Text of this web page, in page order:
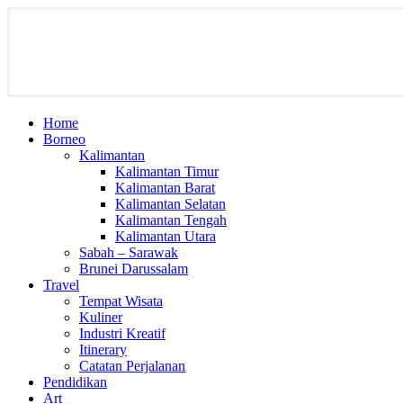
Home
Borneo
Kalimantan
Kalimantan Timur
Kalimantan Barat
Kalimantan Selatan
Kalimantan Tengah
Kalimantan Utara
Sabah – Sarawak
Brunei Darussalam
Travel
Tempat Wisata
Kuliner
Industri Kreatif
Itinerary
Catatan Perjalanan
Pendidikan
Art